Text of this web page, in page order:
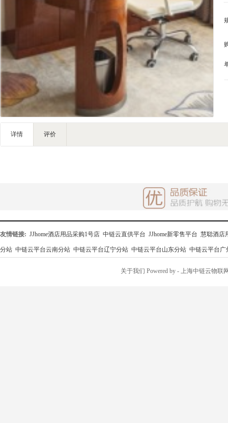
装修设计
装饰配饰
礼品团购
户外营地
大堂用品
健身器材
详情 评价
友情链接: JJhome酒店用品采购1号店 中链云直供平台 JJhome新零售平台 慧聪酒店
分站 中链云平台云南分站 中链云平台辽宁分站 中链云平台山东分站 中链云平台广
关于我们 Powered by - 上海中链云物联